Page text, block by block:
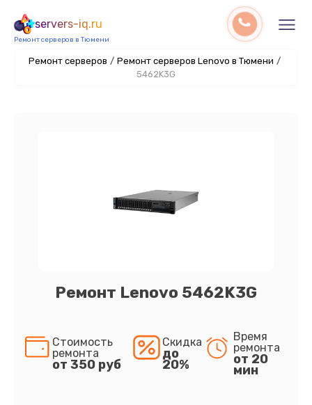
servers-iq.ru
Ремонт серверов в Тюмени
Ремонт серверов / Ремонт серверов Lenovo в Тюмени /
5462K3G
Ремонт Lenovo 5462K3G
Стоимость
ремонта
от 350 руб
Скидка
до
20%
Время
ремонта
от 20
мин